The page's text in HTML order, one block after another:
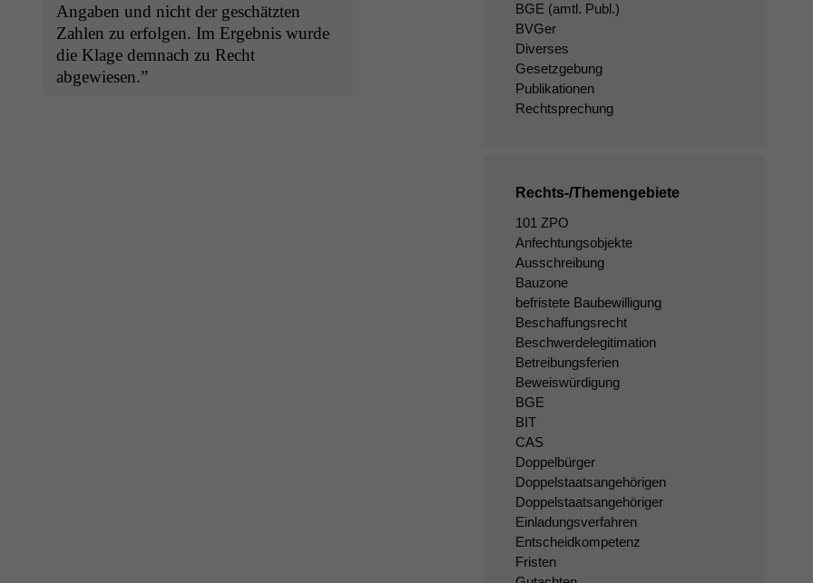
Angaben und nicht der geschätzten
Zahlen zu erfol­gen. Im Ergeb­nis wurde
die Klage dem­nach zu Recht
abgewiesen.”
BGE (amtl. Publ.)
BVGer
Diverses
Gesetzgebung
Publikationen
Rechtsprechung
Rechts-/Themengebiete
101 ZPO
Anfechtungsobjekte
Ausschreibung
Bauzone
befristete Baubewilligung
Beschaffungsrecht
Beschwerdelegitimation
Betreibungsferien
Beweiswürdigung
BGE
BIT
CAS
Doppelbürger
Doppelstaatsangehörigen
Doppelstaatsangehöriger
Einladungsverfahren
Entscheidkompetenz
Fristen